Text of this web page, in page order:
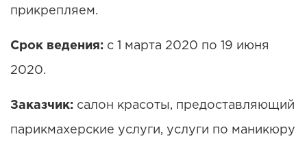
прикрепляем.
Срок ведения: с 1 марта 2020 по 19 июня
2020.
Заказчик: салон красоты, предоставляющий
парикмахерские услуги, услуги по маникюру